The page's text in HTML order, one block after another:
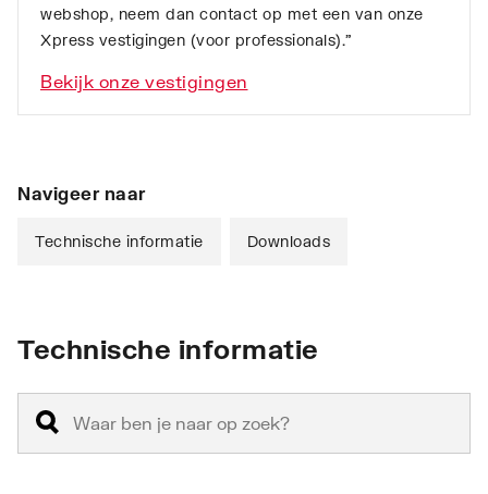
webshop, neem dan contact op met een van onze
Xpress vestigingen (voor professionals).”
Bekijk onze vestigingen
Navigeer naar
Technische informatie Downloads
Technische informatie